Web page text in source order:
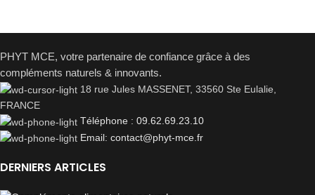
PHYT MCE, votre partenaire de confiance grâce à des
compléments naturels & innovants.
18 rue Jules MASSENET, 33560 Ste Eulalie,
FRANCE
Téléphone : 09.62.69.23.10
Email: contact@phyt-mce.fr
DERNIERS ARTICLES